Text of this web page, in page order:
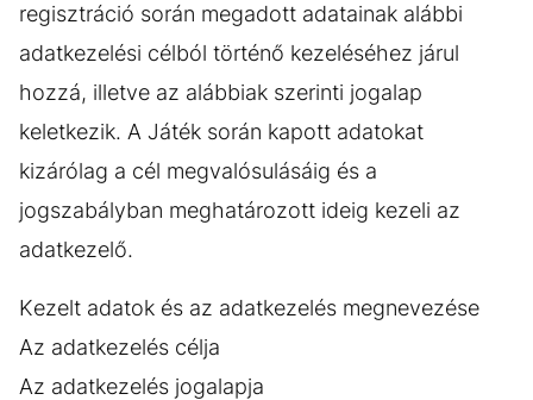
regisztráció során megadott adatainak alábbi
adatkezelési célból történő kezeléséhez járul
hozzá, illetve az alábbiak szerinti jogalap
keletkezik. A Játék során kapott adatokat
kizárólag a cél megvalósulásáig és a
jogszabályban meghatározott ideig kezeli az
adatkezelő.
Kezelt adatok és az adatkezelés megnevezése
Az adatkezelés célja
Az adatkezelés jogalapja